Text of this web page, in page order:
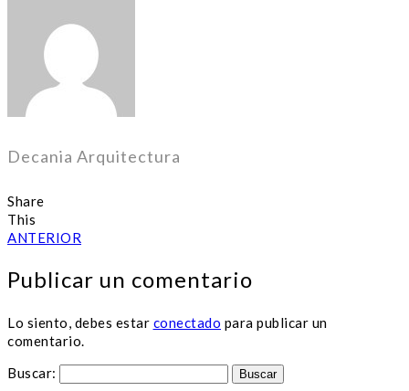
Decania Arquitectura
Share
This
ANTERIOR
Publicar un comentario
Lo siento, debes estar conectado para publicar un
comentario.
Buscar: